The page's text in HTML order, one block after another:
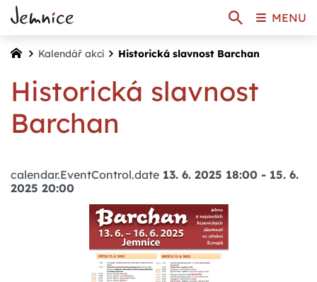
Kalendář akcí Historická slavnost Barchan
Historická slavnost
Barchan
calendar.EventControl.date 13. 6. 2025 18:00 - 15. 6.
2025 20:00
MENU